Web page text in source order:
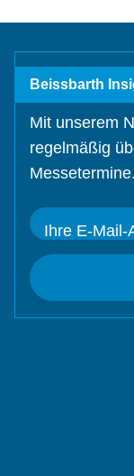
Beissbarth
Mit unserem
regelmäßig
Messetermine.
Ihre E-Mail-